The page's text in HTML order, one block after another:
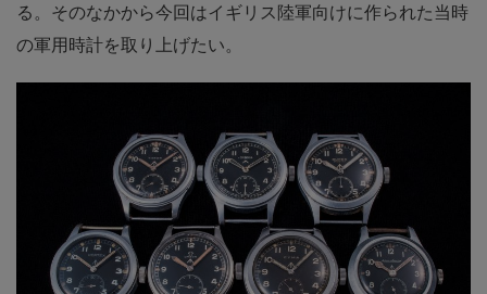
る。そのなかから今回はイギリス陸軍向けに作られた当時
の軍用時計を取り上げたい。